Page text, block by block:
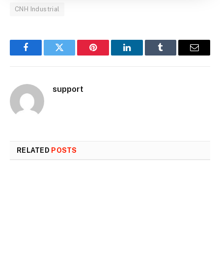
CNH Industrial
FacebookTwitter Pinterest LinkedInTumblr Email
support
RELATED POSTS